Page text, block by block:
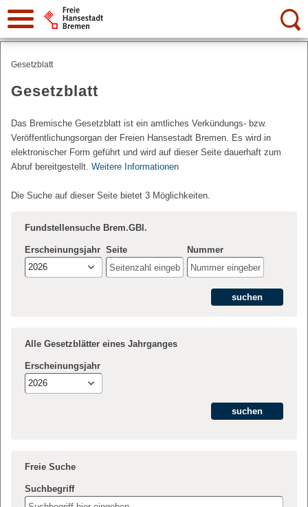
Suche:
Gesetzblatt
Gesetzblatt
Das Bremische Gesetzblatt ist ein amtliches Verkündungs- bzw.
Veröffentlichungsorgan der Freien Hansestadt Bremen. Es wird in
elektronischer Form geführt und wird auf dieser Seite dauerhaft zum
Abruf bereitgestellt. Weitere Informationen
Die Suche auf dieser Seite bietet 3 Möglichkeiten.
Fundstellensuche Brem.GBl.
Erscheinungsjahr
2026
Seite Nummer
Alle Gesetzblätter eines Jahrganges
Erscheinungsjahr
2026
Freie Suche
Suchbegriff